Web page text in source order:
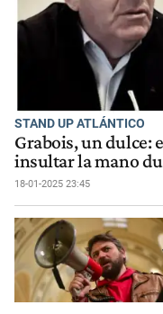
STAND UP ATLÁNTICO
Grabois, un dulce:
insultar la mano
18-01-2025 23:45